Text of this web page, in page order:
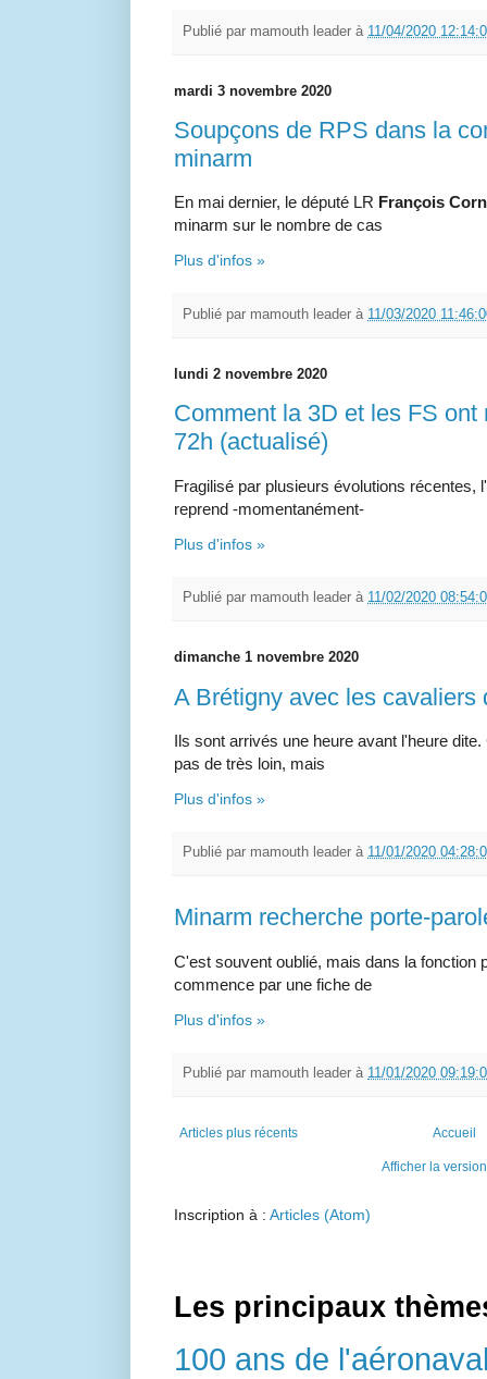
Publié par mamouth leader à 11/04/2020
mardi 3 novembre 2020
Soupçons de RPS dans la
minarm
En mai dernier, le député LR François
minarm sur le nombre de cas
Plus d'infos »
Publié par mamouth leader à 11/03/2020
lundi 2 novembre 2020
Comment la 3D et les FS ont
72h (actualisé)
Fragilisé par plusieurs évolutions récentes,
reprend -momentanément-
Plus d'infos »
Publié par mamouth leader à 11/02/2020
dimanche 1 novembre 2020
A Brétigny avec les cavaliers
Ils sont arrivés une heure avant l'heure
pas de très loin, mais
Plus d'infos »
Publié par mamouth leader à 11/01/2020
Minarm recherche porte-
C'est souvent oublié, mais dans la fonction
commence par une fiche de
Plus d'infos »
Publié par mamouth leader à 11/01/2020
Articles plus récents Accueil
Afficher la
Inscription à : Articles (Atom)
Les principaux
100 ans de